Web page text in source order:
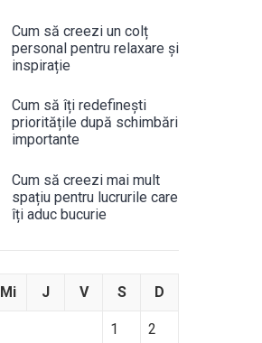
Cum să creezi un colț
personal pentru relaxare și
inspirație
Cum să îți redefinești
prioritățile după schimbări
importante
Cum să creezi mai mult
spațiu pentru lucrurile care
îți aduc bucurie
Mi J V S D
1 2